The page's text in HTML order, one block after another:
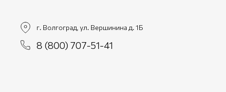
г. Волгоград, ул. Вершинина д. 1Б
8 (800) 707-51-41